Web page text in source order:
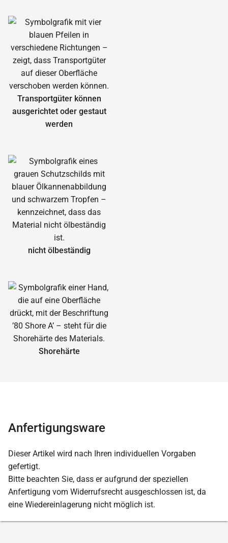
Transportgüter können
ausgerichtet oder gestaut
werden
nicht ölbeständig
Shorehärte
Anfertigungsware
Dieser Artikel wird nach Ihren individuellen Vorgaben
gefertigt.
Bitte beachten Sie, dass er aufgrund der speziellen
Anfertigung vom Widerrufsrecht ausgeschlossen ist, da
eine Wiedereinlagerung nicht möglich ist.